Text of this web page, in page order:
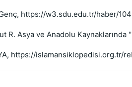
https://w3.sdu.edu.tr/haber/
R. Asya ve Anadolu Kaynaklarında
https://islamansiklopedisi.org.tr/